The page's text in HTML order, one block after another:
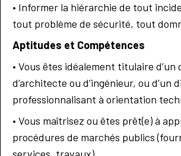
• Informer la hiérarchie de tout
tout problème de sécurité, tout
Aptitudes et Compétences
• Vous êtes idéalement titulaire d’un
d’architecte ou d’ingénieur, ou d’un
professionnalisant à orientation
• Vous maîtrisez ou êtes prêt(e) à
procédures de marchés publics